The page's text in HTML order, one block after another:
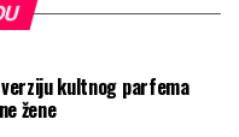
kultnog parfema
žene